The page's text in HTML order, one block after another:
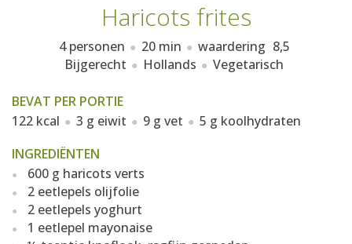
Haricots frites
4 personen 20 min waardering 8,5
Bijgerecht
Hollands Vegetarisch
BEVAT PER PORTIE
122 kcal
3 g eiwit 9 g vet
5 g koolhydraten
INGREDIËNTEN
600 g haricots verts
2 eetlepels olijfolie
2 eetlepels yoghurt
1 eetlepel mayonaise